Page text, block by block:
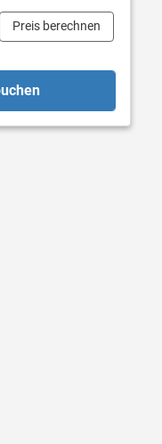
Preis berechnen